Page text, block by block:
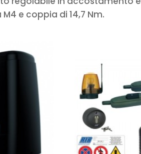
e coppia di 14,7 Nm.